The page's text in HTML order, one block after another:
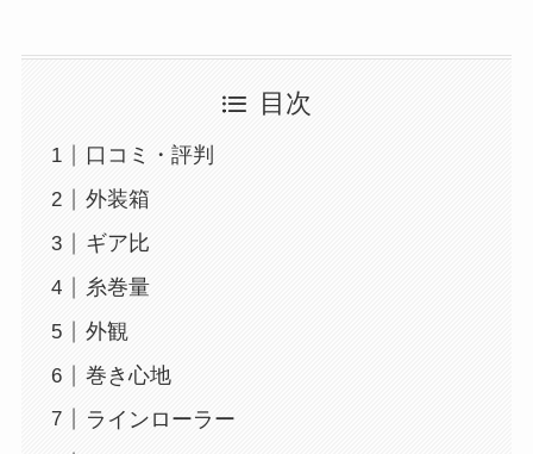
目次
口コミ・評判
外装箱
ギア比
糸巻量
外観
巻き心地
ラインローラー